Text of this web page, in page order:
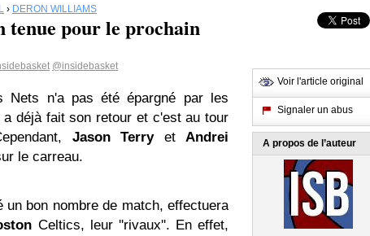
› DERON WILLIAMS
tenue pour le prochain
@insidebasket
Nets n'a pas été épargné par les
a déjà fait son retour et c'est au tour
Jason TerryetAndrei
le carreau.
un bon nombre de match, effectuera
Celtics, leur ''rivaux''. En effet,
Voir l'article original
Signaler un abus
A propos de l’auteur